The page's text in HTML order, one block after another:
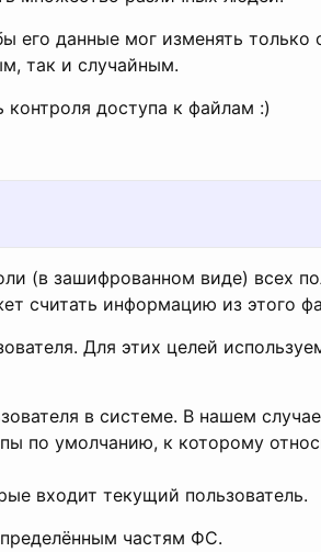
его данные мог изменять только
так и случайным.
доступа к файлам :)
(в зашифрованном виде) всех
считать информацию из этого
Для этих целей
в системе. В нашем случае
по умолчанию, к которому
входит текущий пользователь.
частям ФС.